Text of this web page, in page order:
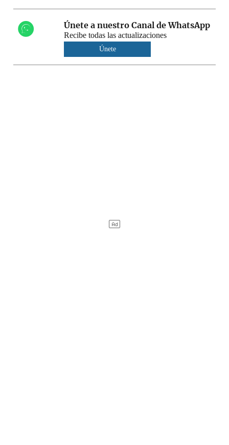
Únete a nuestro Canal de WhatsApp
Recibe todas las actualizaciones
Únete